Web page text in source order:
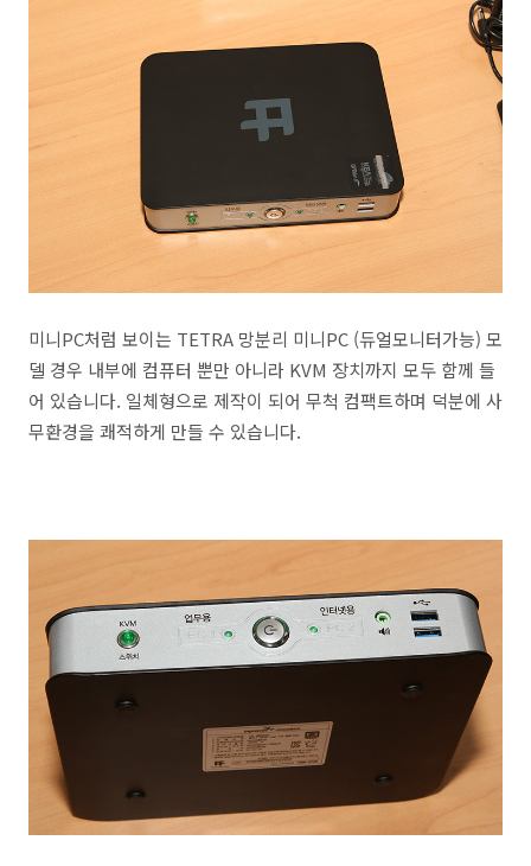
미니PC처럼 보이는 TETRA 망분리 미니PC (듀얼모니터가능) 모
델 경우 내부에 컴퓨터 뿐만 아니라 KVM 장치까지 모두 함께 들
어 있습니다. 일체형으로 제작이 되어 무척 컴팩트하며 덕분에 사
무환경을 쾌적하게 만들 수 있습니다.